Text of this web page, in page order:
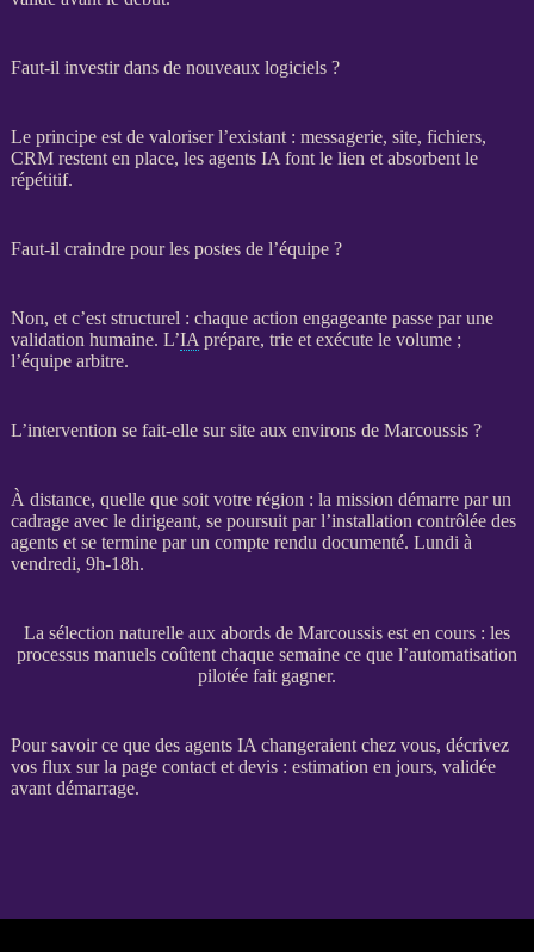
Faut-il investir dans de nouveaux logiciels ?
Le principe est de valoriser l’existant : messagerie, site, fichiers,
CRMrestent en place, les agents IA font le lien et absorbent le
répétitif.
Faut-il craindre pour les postes de l’équipe ?
Non, et c’est structurel : chaque action engageante passe par une
validation humaine. L’IA prépare, trie et exécute le volume ;
l’équipe arbitre.
L’intervention se fait-elle sur site aux environs de Marcoussis ?
À distance, quelle que soit votre région : la mission démarre par un
cadrageavec le dirigeant, se poursuit par l’installation contrôlée des
agentset se termine par un compte rendu documenté. Lundi à
vendredi, 9h-18h.
La sélection naturelle aux abords de Marcoussis est en cours : les
processus manuels coûtent chaque semaine ce que l’automatisation
pilotée fait gagner.
Pour savoir ce que des agents IA changeraient chez vous, décrivez
vos fluxsur la page contact et devis: estimation en jours, validée
avant démarrage.